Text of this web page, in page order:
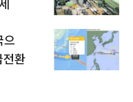
으
전환